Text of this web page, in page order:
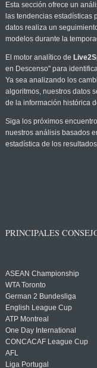
Esta sección ofrece un
las tendencias estadísticas
datos realiza un
modelos durante la
El motor analítico de
en Descenso" para
Ya sea analizando los
algoritmos, nuestros datos
de la información histórica
Siga los próximos
nuestros análisis basados
estadística de los
PRINCIPALES
ASEAN Championship
WTA Toronto
German 2 Bundesliga
English League Cup
ATP Montreal
One Day International
CONCACAF League Cup
AFL
Liga Portugal